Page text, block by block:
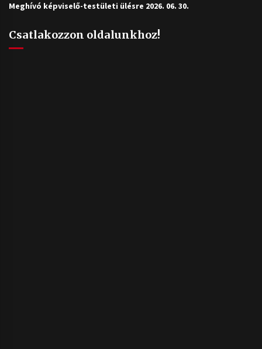
Meghívó képviselő-testületi ülésre 2026. 06. 30.
Csatlakozzon oldalunkhoz!